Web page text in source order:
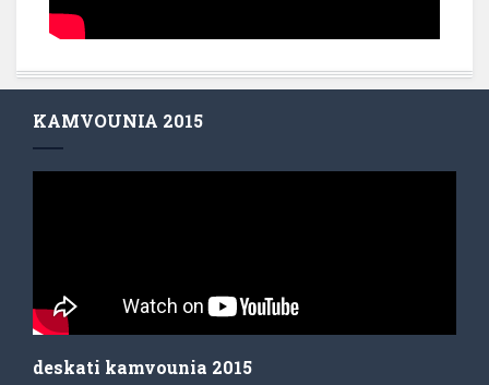
KAMVOUNIA 2015
deskati kamvounia 2015